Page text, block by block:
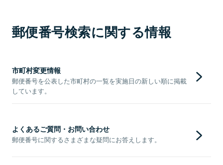
郵便番号検索に関する情報
市町村変更情報
郵便番号を公表した市町村の一覧を実施日の新しい順に掲載
しています。
よくあるご質問・お問い合わせ
郵便番号に関するさまざまな疑問にお答えします。